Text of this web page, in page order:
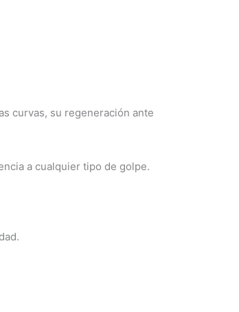
curvas, su regeneración ante
a cualquier tipo de golpe.